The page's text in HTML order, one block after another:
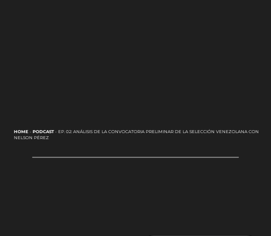
HOME- PODCAST- EP. 02: ANÁLISIS DE LA CONVOCATORIA PRELIMINAR DE LA SELECCIÓN VENEZOLANA CON
NELSON PÉREZ